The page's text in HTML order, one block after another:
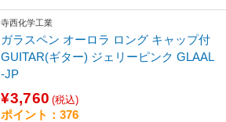
寺西化学工業
ガラスペン オーロラ ロング キャップ付
GUITAR(ギター) ジェリーピンク GLAAL
-JP
¥3,760 (税込)
ポイント：376